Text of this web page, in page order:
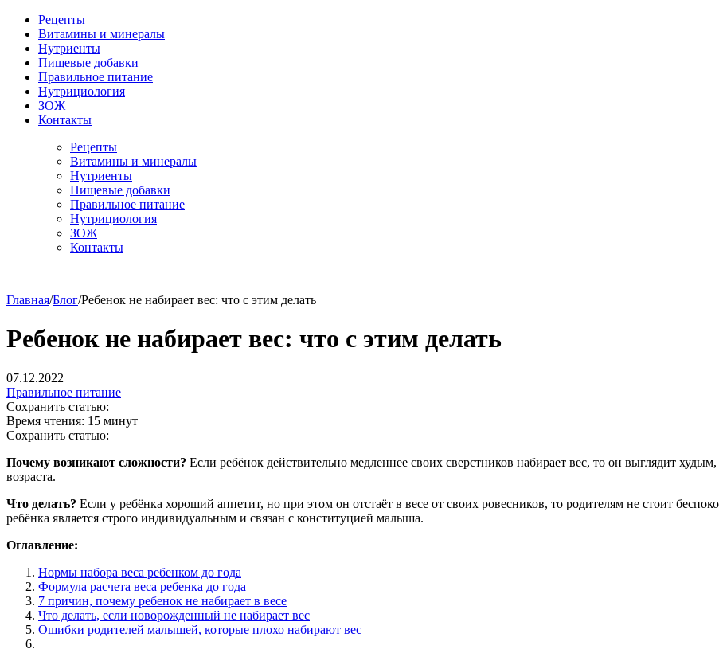
Рецепты
Витамины и минералы
Нутриенты
Пищевые добавки
Правильное питание
Нутрициология
ЗОЖ
Контакты
Рецепты
Витамины и минералы
Нутриенты
Пищевые добавки
Правильное питание
Нутрициология
ЗОЖ
Контакты
Главная/Блог/Ребенок не набирает вес: что с этим делать
Ребенок не набирает вес: что с этим делать
07.12.2022
Правильное питание
Сохранить статью:
Время чтения: 15 минут
Сохранить статью:
Почему возникают сложности? Если ребёнок действительно медленнее своих сверстников набирает вес, то он выглядит
возраста.
Что делать? Если у ребёнка хороший аппетит, но при этом он отстаёт в весе от своих ровесников, то родителям не стоит
ребёнка является строго индивидуальным и связан с конституцией малыша.
Оглавление:
Нормы набора веса ребенком до года
Формула расчета веса ребенка до года
7 причин, почему ребенок не набирает в весе
Что делать, если новорожденный не набирает вес
Ошибки родителей малышей, которые плохо набирают вес